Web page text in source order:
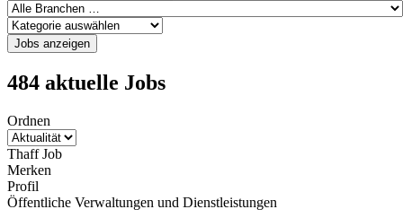
Jobs anzeigen
484 aktuelle Jobs
Ordnen
Thaff Job
Merken
Profil
Öffentliche Verwaltungen und Dienstleistungen